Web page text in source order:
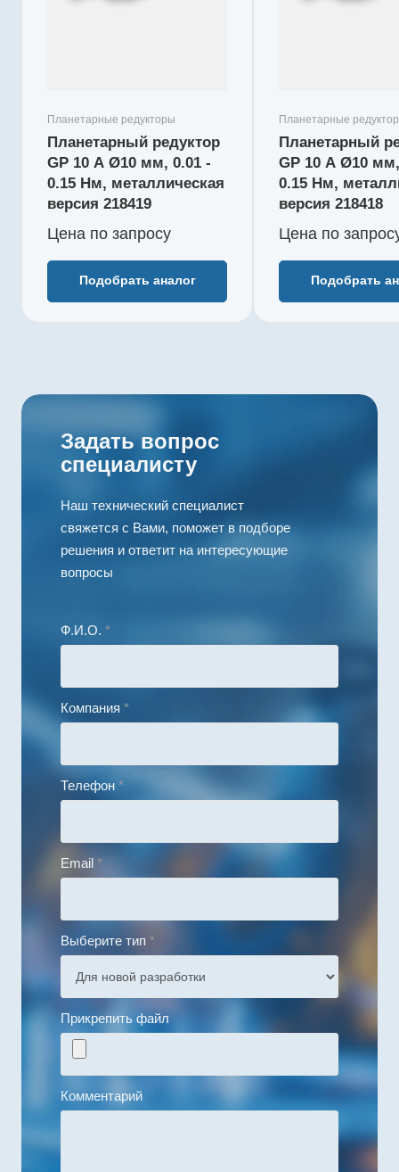
Планетарные редукторы
Планетарный редуктор
GP 10 A Ø10 мм, 0.01 -
0.15 Нм, металлическая
версия 218419
Цена по запросу
Подобрать аналог
момент, Нм
Редукция
КПД, %
Длина редуктора L1, мм
Количество ступеней
Планетарные
Планетарный
GP 10 A Ø10
0.15 Нм,
версия 218418
Цена по запр
Подобрать
момент, Нм
Редукция
КПД, %
Длина
Задать вопрос
специалисту
Наш технический специалист
свяжется с Вами, поможет в подборе
решения и ответит на интересующие
вопросы
Ф.И.О. *
Компания *
Телефон *
Email *
Выберите тип *
Прикрепить файл
Комментарий